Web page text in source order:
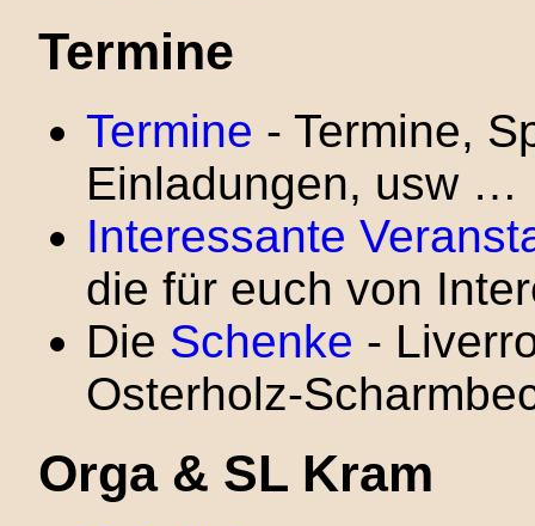
Termine
Termine - Termine,
Einladungen, usw …
Interessante
die für euch von
Die Schenke -
Osterholz-
Orga & SL Kram